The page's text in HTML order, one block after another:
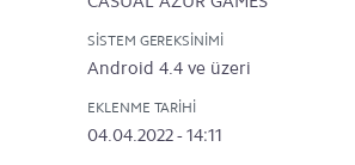
SISTEM GEREKSINIMI
Android 4.4 ve üzeri
EKLENME TARIHI
04.04.2022 - 14:11